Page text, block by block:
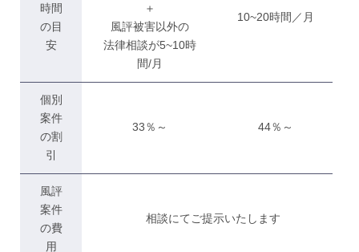
時間
の目
安
＋
風評被害以外の
法律相談が5~10時
間/月
10~20時間／月
個別
案件
の割
引
33％～ 44％～
風評
案件
の費
用
相談にてご提示いたします